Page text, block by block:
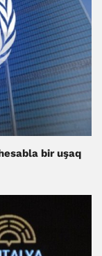
bir uşaq